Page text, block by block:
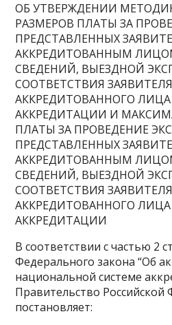
ОБ УТВЕРЖДЕНИИ
РАЗМЕРОВ ПЛАТЫ ЗА
ПРЕДСТАВЛЕННЫХ
АККРЕДИТОВАННЫМ
СВЕДЕНИЙ, ВЫЕЗДНОЙ
СООТВЕТСТВИЯ
АККРЕДИТОВАННОГО
АККРЕДИТАЦИИ И
ПЛАТЫ ЗА ПРОВЕДЕНИЕ
ПРЕДСТАВЛЕННЫХ
АККРЕДИТОВАННЫМ
СВЕДЕНИЙ, ВЫЕЗДНОЙ
СООТВЕТСТВИЯ
АККРЕДИТОВАННОГО
АККРЕДИТАЦИИ
В соответствии с частью 2
Федерального закона “Об
национальной системе
Правительство Российской
постановляет: